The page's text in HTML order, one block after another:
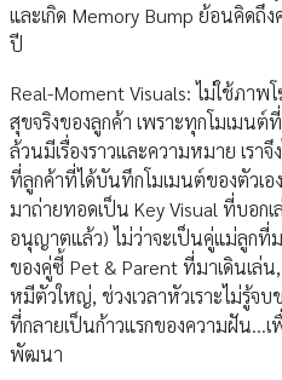
และเกิด Memory Bump ย้อนคิดถึ
ปี
Real-Moment Visuals: ไม่ใช้ภา
สุขจริงของลูกค้า เพราะทุกโมเมนต์
ล้วนมีเรื่องราวและความหมาย เรา
ที่ลูกค้าที่ได้บันทึกโมเมนต์ของตัวเ
มาถ่ายทอดเป็น Key Visual ที่บอกเ
อนุญาตแล้ว) ไม่ว่าจะเป็นคู่แม่ลูก
ของคู่ซี้ Pet & Parent ที่มาเดินเล่
หมีตัวใหญ่, ช่วงเวลาหัวเราะไม่รู้จ
ที่กลายเป็นก้าวแรกของความฝัน...
พัฒนา